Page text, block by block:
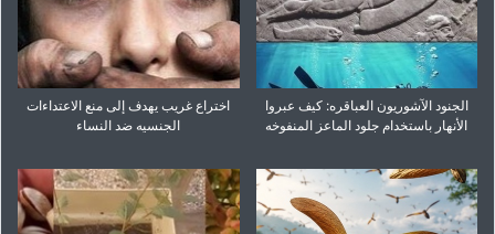
الجنود الآشوریون العباقره: کیف عبروا
الأنهار باستخدام جلود الماعز المنفوخه
اختراع غریب یهدف إلى منع الاعتداءات
الجنسیه ضد النساء